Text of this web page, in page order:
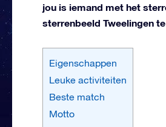
jou is iemand met het
sterrenbeeld Tweelingen
Eigenschappen
Leuke activiteiten
Beste match
Motto